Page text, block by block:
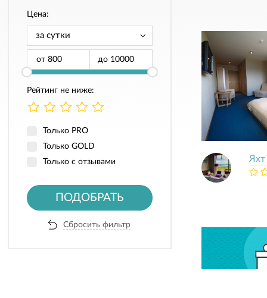
Цена:
от до
Рейтинг не ниже:
Только PRO
Только GOLD
Только с отзывами
ПОДОБРАТЬ
Сбросить фильтр
Яхт